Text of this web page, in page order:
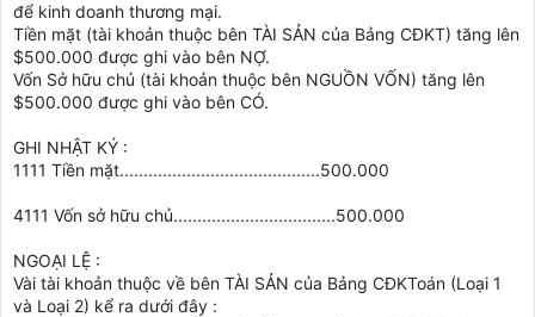
để kinh doanh thương mại.
Tiền mặt (tài khoản thuộc bên TÀI SẢN của Bảng CĐKT) tăng lên
$500.000 được ghi vào bên NỢ.
Vốn Sở hữu chủ (tài khoản thuộc bên NGUỒN VỐN) tăng lên
$500.000 được ghi vào bên CÓ.
GHI NHẬT KÝ :
1111 Tiền mặt..........................................500.000
4111 Vốn sở hữu chủ..................................500.000
NGOẠI LỆ :
Vài tài khoản thuộc về bên TÀI SẢN của Bảng CĐKToán (Loại 1
và Loại 2) kể ra dưới đây :